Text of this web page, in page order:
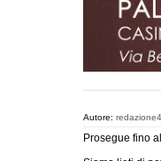
Autore:
Prosegue fino al